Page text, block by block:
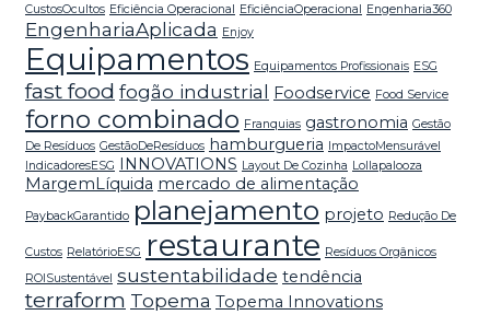
CustosOcultos Eficiência Operacional EficiênciaOperacional Engenharia360
EngenhariaAplicada Enjoy
Equipamentos Equipamentos Profissionais ESG
fast food fogão industrial Foodservice Food Service
forno combinado Franquias gastronomia Gestão
De Resíduos GestãoDeResíduos hamburgueria
ImpactoMensurável
IndicadoresESG
INNOVATIONS Layout De Cozinha Lollapalooza
MargemLíquida mercado de alimentação
PaybackGarantido planejamento projeto Redução De
Custos RelatórioESG restaurante Resíduos Orgânicos
ROISustentável sustentabilidade tendência
terraform Topema Topema Innovations